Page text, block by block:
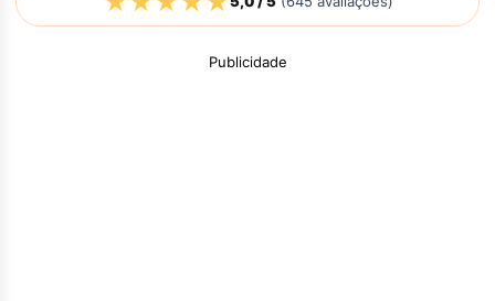
Publicidade